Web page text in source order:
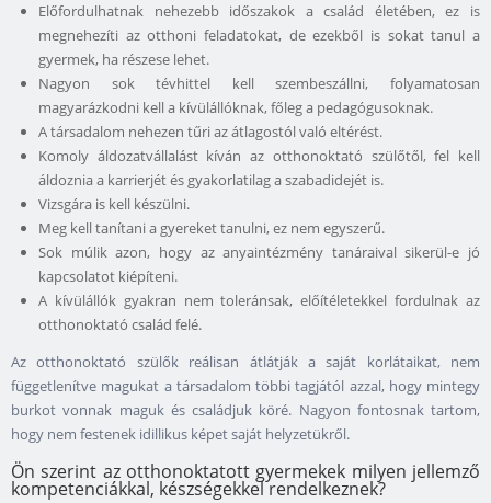
Előfordulhatnak nehezebb időszakok a család életében, ez is
megnehezíti az otthoni feladatokat, de ezekből is sokat tanul a
gyermek, ha részese lehet.
Nagyon sok tévhittel kell szembeszállni, folyamatosan
magyarázkodni kell a kívülállóknak, főleg a pedagógusoknak.
A társadalom nehezen tűri az átlagostól való eltérést.
Komoly áldozatvállalást kíván az otthonoktató szülőtől, fel kell
áldoznia a karrierjét és gyakorlatilag a szabadidejét is.
Vizsgára is kell készülni.
Meg kell tanítani a gyereket tanulni, ez nem egyszerű.
Sok múlik azon, hogy az anyaintézmény tanáraival sikerül-e jó
kapcsolatot kiépíteni.
A kívülállók gyakran nem toleránsak, előítéletekkel fordulnak az
otthonoktató család felé.
Az otthonoktató szülők reálisan átlátják a saját korlátaikat, nem
függetlenítve magukat a társadalom többi tagjától azzal, hogy mintegy
burkot vonnak maguk és családjuk köré. Nagyon fontosnak tartom,
hogy nem festenek idillikus képet saját helyzetükről.
Ön szerint az otthonoktatott gyermekek milyen jellemző
kompetenciákkal, készségekkel rendelkeznek?